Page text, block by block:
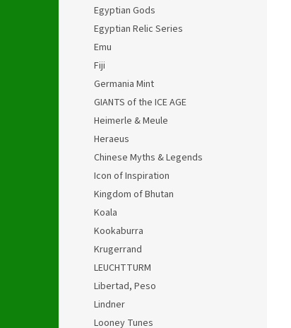
Egyptian Gods
Egyptian Relic Series
Emu
Fiji
Germania Mint
GIANTS of the ICE AGE
Heimerle & Meule
Heraeus
Chinese Myths & Legends
Icon of Inspiration
Kingdom of Bhutan
Koala
Kookaburra
Krugerrand
LEUCHTTURM
Libertad, Peso
Lindner
Looney Tunes